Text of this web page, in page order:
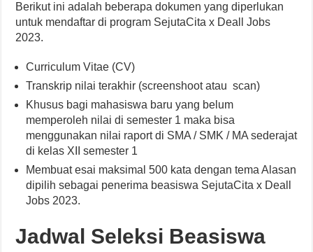
Berikut ini adalah beberapa dokumen yang diperlukan
untuk mendaftar di program SejutaCita x Deall Jobs
2023.
Curriculum Vitae (CV)
Transkrip nilai terakhir (screenshoot atau scan)
Khusus bagi mahasiswa baru yang belum
memperoleh nilai di semester 1 maka bisa
menggunakan nilai raport di SMA / SMK / MA sederajat
di kelas XII semester 1
Membuat esai maksimal 500 kata dengan tema Alasan
dipilih sebagai penerima beasiswa SejutaCita x Deall
Jobs 2023.
Jadwal Seleksi Beasiswa